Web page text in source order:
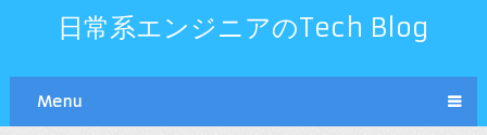
日常系エンジニアのTech Blog
Menu